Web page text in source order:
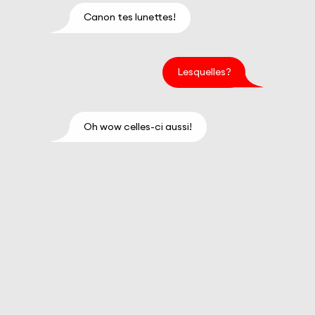
Canon tes lunettes!
Lesquelles?
Oh wow celles-ci aussi!